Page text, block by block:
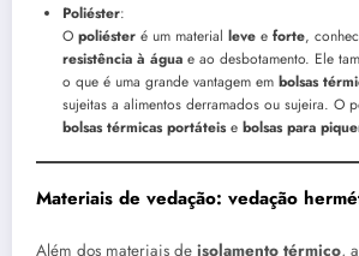
Poliéster:
O poliéster é um material leve e forte,
resistência à água e ao desbotamento. Ele
o que é uma grande vantagem em bolsas
sujeitas a alimentos derramados ou sujeira. O
bolsas térmicas portáteise bolsas para
Materiais de vedação: vedação
Além dos materiais de isolamento térmico, a